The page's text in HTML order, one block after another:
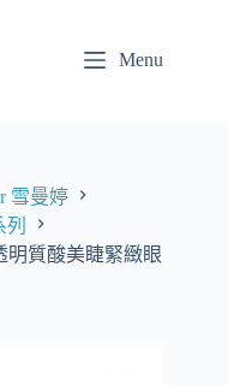
Menu
雪曼婷
明質酸美睫緊緻眼